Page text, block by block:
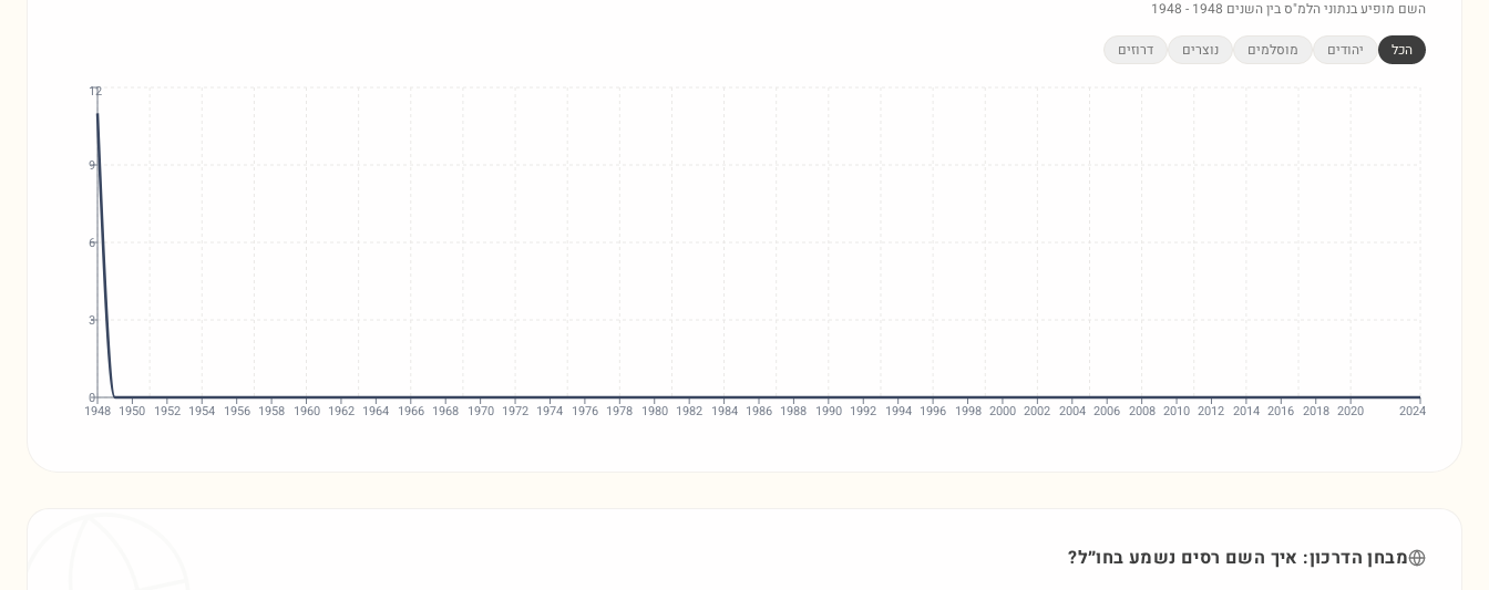
השם מופיע בנתוני הלמ"ס בין השנים 1948 - 1948
הכל יהודים מוסלמים נוצרים דרוזים
1948 1950 1952 1954 1956 1958 1960 1962 1964 1966 1968 1970 1972 1974 1976 1978 1980 1982 1984 1986 1988 1990 1992 1994 1996 1998 2000 2002 2004 2006 2008 2010 2012 2014 2016 2018 2020 2024
0
3
6
9
12
מבחן הדרכון: איך השם רסים נשמע בחו״ל?